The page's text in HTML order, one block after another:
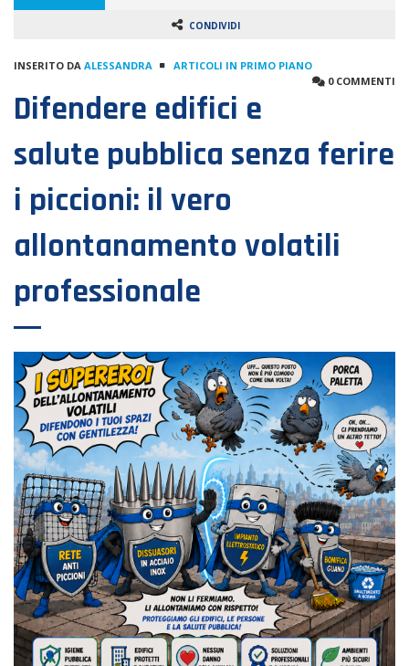
CONDIVIDI
INSERITO DA ALESSANDRA
ARTICOLI IN PRIMO PIANO
0 COMMENTI
Difendere edifici e
salute pubblica senza ferire
i piccioni: il vero
allontanamento volatili
professionale